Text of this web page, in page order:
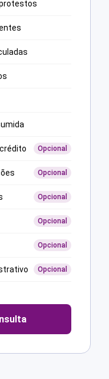
Opcional
Opcional
Opcional
Opcional
Opcional
Opcional